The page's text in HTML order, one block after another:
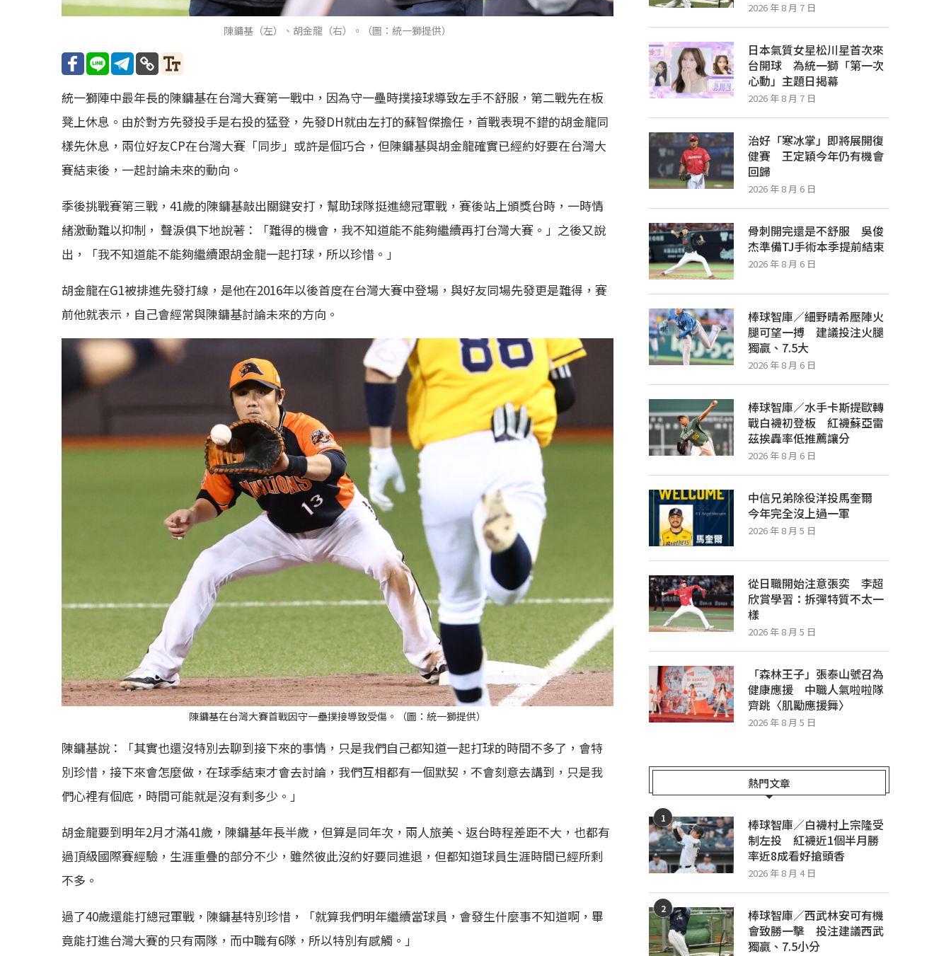
陳鏞基（左）、胡金龍（右）。（圖：統一獅提供）
統一獅陣中最年長的陳鏞基在台灣大賽第一戰中，因為守一壘時撲接球導致左手不舒服，第二戰先在板
凳上休息。由於對方先發投手是右投的猛登，先發DH就由左打的蘇智傑擔任，首戰表現不錯的胡金龍同
樣先休息，兩位好友CP在台灣大賽「同步」或許是個巧合，但陳鏞基與胡金龍確實已經約好要在台灣大
賽結束後，一起討論未來的動向。
季後挑戰賽第三戰，41歲的陳鏞基敲出關鍵安打，幫助球隊挺進總冠軍戰，賽後站上頒獎台時，一時情
緒激動難以抑制， 聲淚俱下地說著：「難得的機會，我不知道能不能夠繼續再打台灣大賽。」之後又說
出，「我不知道能不能夠繼續跟胡金龍一起打球，所以珍惜。」
胡金龍在G1被排進先發打線，是他在2016年以後首度在台灣大賽中登場，與好友同場先發更是難得，賽
前他就表示，自己會經常與陳鏞基討論未來的方向。
陳鏞基在台灣大賽首戰因守一壘撲接導致受傷。（圖：統一獅提供）
陳鏞基說：「其實也還沒特別去聊到接下來的事情，只是我們自己都知道一起打球的時間不多了，會特
別珍惜，接下來會怎麼做，在球季結束才會去討論，我們互相都有一個默契，不會刻意去講到，只是我
們心裡有個底，時間可能就是沒有剩多少。」
胡金龍要到明年2月才滿41歲，陳鏞基年長半歲，但算是同年次，兩人旅美、返台時程差距不大，也都有
過頂級國際賽經驗，生涯重疊的部分不少，雖然彼此沒約好要同進退，但都知道球員生涯時間已經所剩
不多。
過了40歲還能打總冠軍戰，陳鏞基特別珍惜，「就算我們明年繼續當球員，會發生什麼事不知道啊，畢
竟能打進台灣大賽的只有兩隊，而中職有6隊，所以特別有感觸。」
2026 年 8 月 7 日
日本氣質女星松川星首次來
台開球 為統一獅「第一次
心動」主題日揭幕
2026 年 8 月 7 日
治好「寒冰掌」即將展開復
健賽 王定穎今年仍有機會
回歸
2026 年 8 月 6 日
骨刺開完還是不舒服 吳俊
杰準備TJ手術本季提前結束
2026 年 8 月 6 日
棒球智庫／細野晴希壓陣火
腿可望一搏 建議投注火腿
獨贏、7.5大
2026 年 8 月 6 日
棒球智庫／水手卡斯提歐轉
戰白襪初登板 紅襪蘇亞雷
茲挨轟率低推薦讓分
2026 年 8 月 6 日
中信兄弟除役洋投馬奎爾
今年完全沒上過一軍
2026 年 8 月 5 日
從日職開始注意張奕 李超
欣賞學習：拆彈特質不太一
樣
2026 年 8 月 5 日
「森林王子」張泰山號召為
健康應援 中職人氣啦啦隊
齊跳〈肌勵應援舞〉
2026 年 8 月 5 日
熱門文章
1
棒球智庫／白襪村上宗隆受
制左投 紅襪近1個半月勝
率近8成看好搶頭香
2026 年 8 月 4 日
2
棒球智庫／西武林安可有機
會致勝一擊 投注建議西武
獨贏、7.5小分